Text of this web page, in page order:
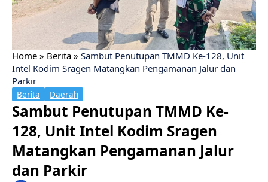
Home » Berita » Sambut Penutupan TMMD Ke-128, Unit
Intel Kodim Sragen Matangkan Pengamanan Jalur dan
Parkir
Berita Daerah
Sambut Penutupan TMMD Ke-
128, Unit Intel Kodim Sragen
Matangkan Pengamanan Jalur
dan Parkir